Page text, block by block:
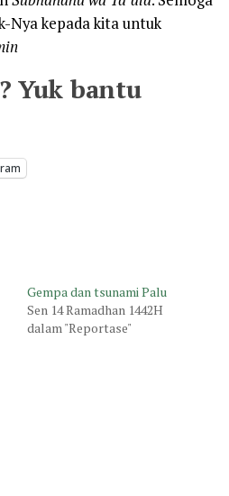
Nya kepada kita untuk
Yuk bantu
Gempa dan tsunami Palu
Sen 14 Ramadhan 1442H
dalam "Reportase"